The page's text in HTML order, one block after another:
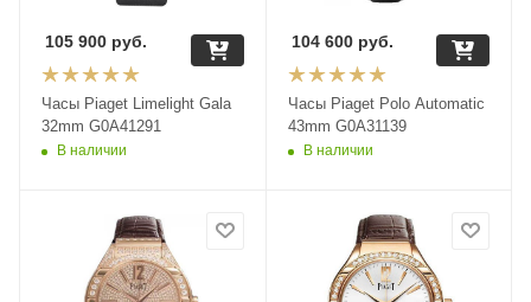
Часы Piaget Limelight Gala
32mm G0A41291
В наличии
105 900 руб.
Часы Piaget Polo Automatic
43mm G0A31139
В наличии
104 600руб.